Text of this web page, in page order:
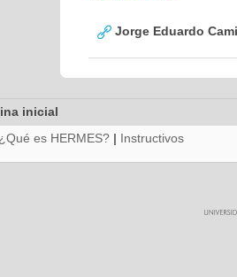
Jorge Eduardo
inicial
¿Qué es HERMES? | Instructivos